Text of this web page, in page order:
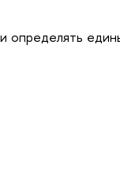
определять